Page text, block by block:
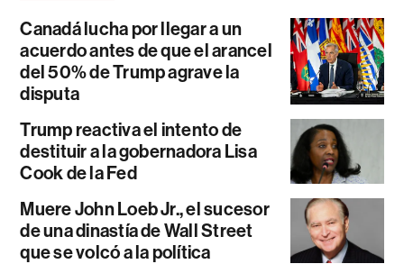
Canadá lucha por llegar a un
acuerdo antes de que el arancel
del 50% de Trump agrave la
disputa
Trump reactiva el intento de
destituir a la gobernadora Lisa
Cook de la Fed
Muere John Loeb Jr., el sucesor
de una dinastía de Wall Street
que se volcó a la política